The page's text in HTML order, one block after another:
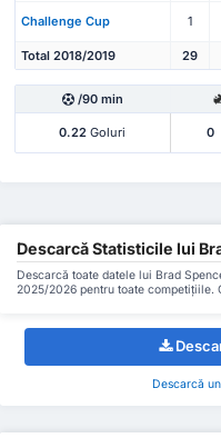
Challenge Cup 1
Total 2018/2019 29
/90 min
0.22 Goluri 0
Descarcă Statisticile lui
Descarcă toate datele lui Brad
2025/2026 pentru toate competițiile.
Descarcă